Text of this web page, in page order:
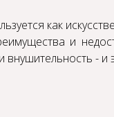
как
и
внушительность - и